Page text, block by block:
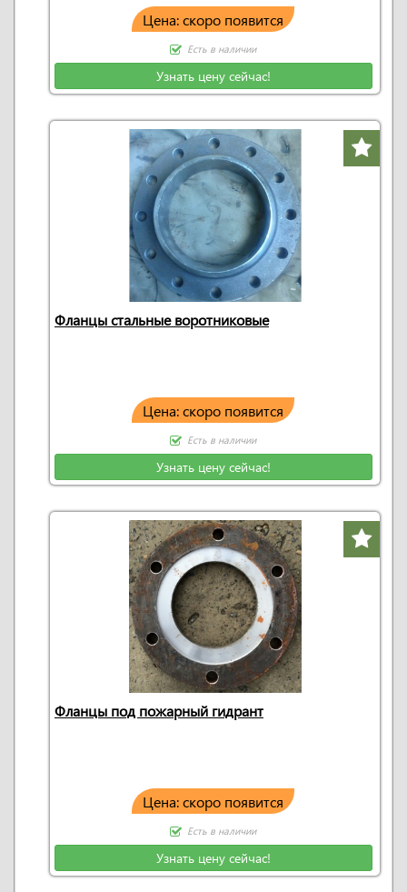
Цена: скоро появится
Есть в наличии
Узнать цену сейчас!
Фланцы стальные воротниковые
Цена: скоро появится
Есть в наличии
Узнать цену сейчас!
Фланцы под пожарный гидрант
Цена: скоро появится
Есть в наличии
Узнать цену сейчас!